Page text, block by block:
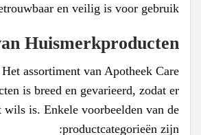
en veilig is voor gebruik.
Huismerkproducten
Het assortiment van Apotheek Care
is breed en gevarieerd, zodat er
wils is. Enkele voorbeelden van de
productcategorieën zijn: